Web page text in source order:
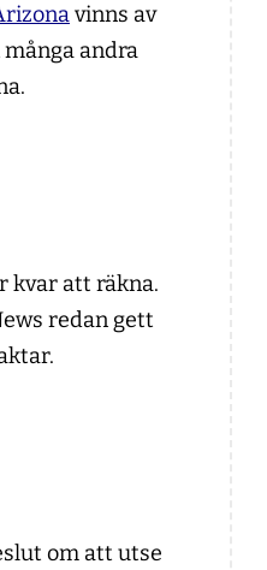
vinns av
andra
kvar att räkna.
redan gett
om att utse